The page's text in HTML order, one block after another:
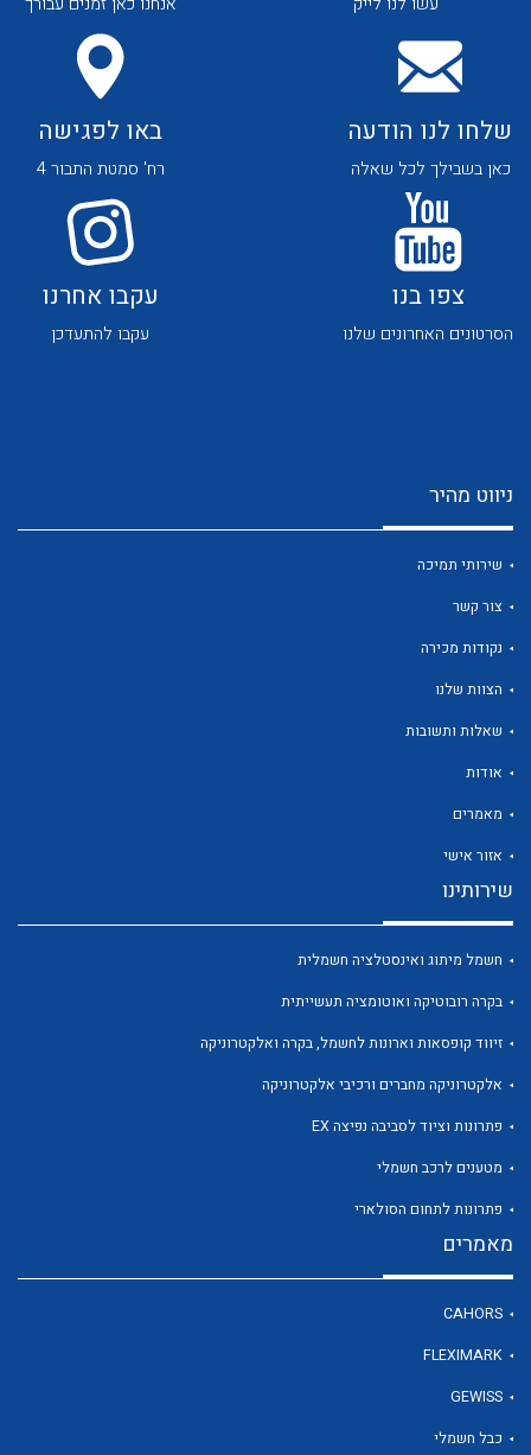
לכל מוצרי היצרן לכל מוצרי היצרן
לכל מוצרי היצרן לכל מוצרי היצרן
שלחו לנו הודעה
כאן בשבילך לכל שאלה
באו לפגישה
רח' סמטת התבור 4
צפו בנו
הסרטונים האחרונים שלנו
עקבו אחרנו
עקבו להתעדכן
ניווט מהיר
שירותי תמיכה
צור קשר
נקודות מכירה
הצוות שלנו
שאלות ותשובות
אודות
מאמרים
אזור אישי
שירותינו
חשמל מיתוג ואינסטלציה חשמלית
בקרה רובוטיקה ואוטומציה תעשייתית
זיווד קופסאות וארונות לחשמל, בקרה ואלקטרוניקה
אלקטרוניקה מחברים ורכיבי אלקטרוניקה
פתרונות וציוד לסביבה נפיצה EX
מטענים לרכב חשמלי
פתרונות לתחום הסולארי
מאמרים
CAHORS
FLEXIMARK
GEWISS
כבל חשמלי